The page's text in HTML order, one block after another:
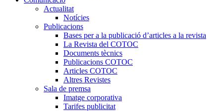
Actualitat
Notícies
Publicacions
Bases per a la publicació d’articles a la revista
La Revista del COTOC
Documents tècnics
Publicacions COTOC
Articles COTOC
Altres Revistes
Sala de premsa
Imatge corporativa
Tarifes publicitat